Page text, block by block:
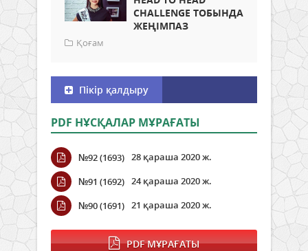
CHALLENGE ТОБЫНДА
ЖЕҢІМПАЗ
Қоғам
Пікір қалдыру
PDF НҰСҚАЛАР МҰРАҒАТЫ
№92 (1693) 28 қараша 2020 ж.
№91 (1692) 24 қараша 2020 ж.
№90 (1691) 21 қараша 2020 ж.
PDF МҰРАҒАТЫ